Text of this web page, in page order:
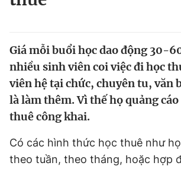
Tin thị trường Tin 360
Video
Sản phẩm khác
Đăng xuất
Giá mỗi buổi học dao động 30-
nhiều sinh viên coi việc đi học
viên hệ tại chức, chuyên tu, văn
là làm thêm. Vì thế họ quảng
thuê công khai.
Có các hình thức học thuê như
theo tuần, theo tháng, hoặc hợp